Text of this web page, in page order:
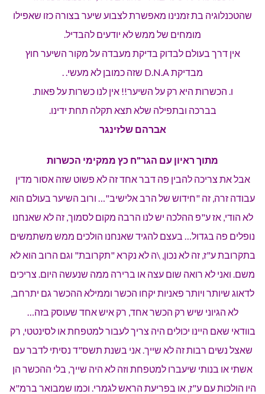
שהטכנלוגיה בת זמנינו מאפשרת לצבוע שיער בצורה כזו שאפילו
מומחים של ממש לא יודעים להבדיל.
אין דרך בעולם לבדוק בדיקת מעבדה על מקור השיער חוץ
מבדיקת D.N.A שזה כמובן לא מעשי. .
ו. הכשרות היא רק על השיער!! אין לנו כשרות על פאות.
בברכה ובתפילה שלא תצא תקלה תחת ידינו.
אברהם שלזינגר
מתוך ראיון עם הגר"ח כץ ממקימי הכשרות
אבל את צריכה להבין פה דבר אחד זה לא פשוט שזה אסור מדין
עבודה זרה, זה "חידוש של הרב אלישיב"… ורוב השיער בעולם הוא
לא הודי, אז ע"פ ההלכה יש לנו הרבה מקום לסמוך, זה לא שאנחנו
נופלים פה בגדול… בעצם להגיד שאנחנו הולכים ממש משתמשים
בתקרובת ע"ז, זה לא נכון, \ה לא נקרא "תקרובת" וגם הרוב הוא לא
משם. ואני לא רואה שום עצה או ברירה ממה שנעשה היום. צריכים
לדאוג שיותר ויותר פאניות יקחו הכשר וממילא ההכשר גם יתרחב,
לא הגיוני שיש רק הכשר אחד, רק איש אחד שעוסק בזה…
בוודאי שאם היינו יכולים היה צריך לעבור למטפחת או לסינטטי, רק
שאצל נשים רבות זה לא שייך. אני בשנת תשס"ד נסיתי לדבר עם
אשתי או בנותי שיעברו למטפחת וזה לא היה שייך, בלי ההכשר הן
היו הולכות עם ע"ז, או בפריעת הראש לגמרי. וכמו שמבואר ברמ"א